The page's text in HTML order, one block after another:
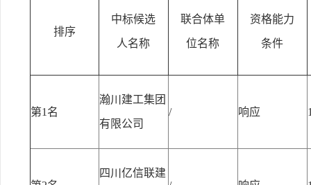
排序
中标候选
人名称
联合体单
位名称
资格能力
条件
第1名
瀚川建工集团
有限公司
/ 响应
四川亿信联建